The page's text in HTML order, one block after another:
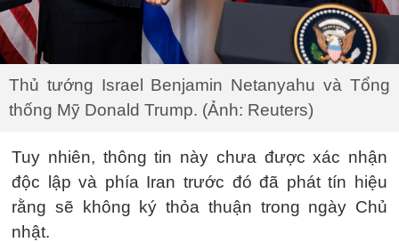
Thủ tướng Israel Benjamin Netanyahu và Tổng
thống Mỹ Donald Trump. (Ảnh: Reuters)
Tuy nhiên, thông tin này chưa được xác nhận
độc lập và phía Iran trước đó đã phát tín hiệu
rằng sẽ không ký thỏa thuận trong ngày Chủ
nhật.